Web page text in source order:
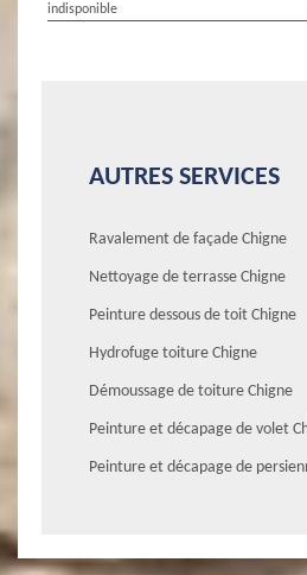
indisponible
AUTRES SERVICES
Ravalement de façade Chigne
Nettoyage de terrasse Chigne
Peinture dessous de toit Chigne
Hydrofuge toiture Chigne
Démoussage de toiture Chigne
Peinture et décapage de volet
Peinture et décapage de